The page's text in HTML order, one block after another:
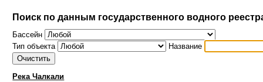
Поиск по данным государственного водного
Бассейн
Тип объекта
Название
Река Чалкали